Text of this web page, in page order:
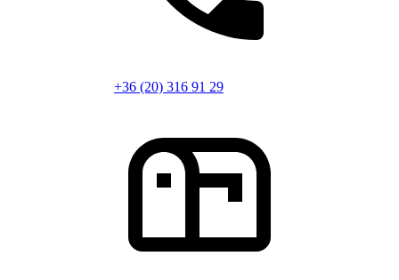
+36 (20) 316 91 29